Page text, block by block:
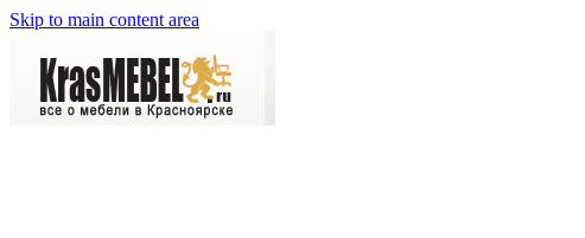
Skip to main content area